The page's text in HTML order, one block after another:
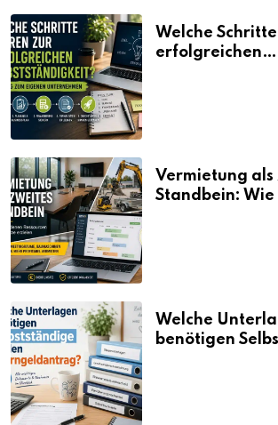
Welche
erfolgreichen
Vermietung als
Standbein: Wie
Welche
benötigen